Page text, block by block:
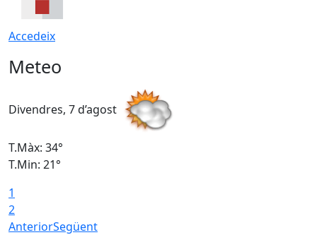
Accedeix
Meteo
Divendres, 7 d’agost
T.Màx: 34°
T.Min: 21°
1
2
AnteriorSegüent